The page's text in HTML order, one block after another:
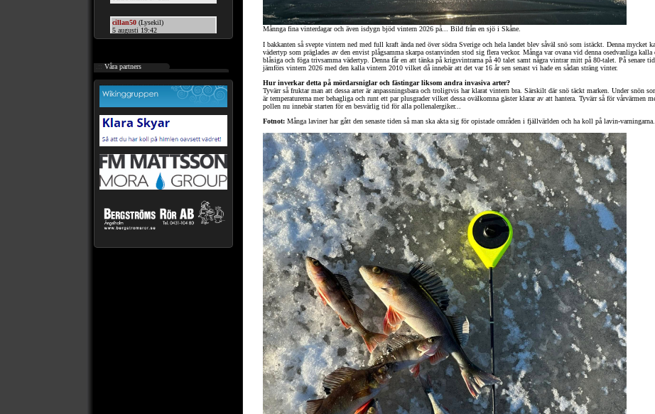
Våra partners
Månnga fina vinterdagar och även isdygn bjöd vintern 2026 på... Bild från en sjö i Skåne.
I bakkanten så svepte vintern ned med full kraft ända ned över södra Sverige och hela landet blev såväl snö som istäckt. Denna mycket
vädertyp som präglades av den envist plågsamma skarpa ostanvinden stod sig flera veckor. Många var ovana vid denna osedvanliga kalla
blåsiga och föga trivsamma vädertyp. Denna får en att tänka på krigsvintrarna på 40 talet samt några vintrar mitt på 80-talet. På senare
jämförs vintern 2026 med den kalla vintern 2010 vilket då innebär att det var 16 år sen senast vi hade en sådan sträng vinter.
Hur inverkar detta på mördarsniglar och fästingar liksom andra invasiva arter?
Tyvärr så fruktar man att dessa arter är anpassningsbara och troligtvis har klarat vintern bra. Särskilt där snö täckt marken. Under snön
är temperaturerna mer behagliga och runt ett par plusgrader vilket dessa ovälkomna gäster klarar av att hantera. Tyvärr så för vårvärmen
pollen nu innebär starten för en besvärlig tid för alla pollenalergiker...
Fotnot: Många laviner har gått den senaste tiden så man ska akta sig för opistade områden i fjällvärlden och ha koll på lavin-varningarna...